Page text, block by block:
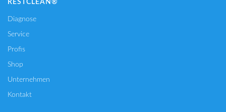
RESTCLEAN®
Diagnose
Service
Profis
Shop
Unternehmen
Kontakt